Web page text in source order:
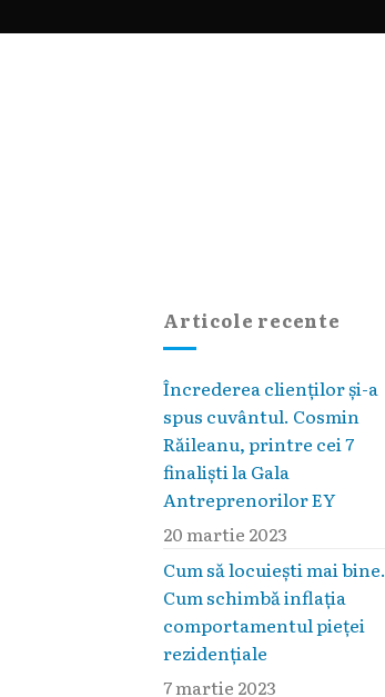
to
Articole recente
Încrederea clienților și-a
spus cuvântul. Cosmin
Răileanu, printre cei 7
finaliști la Gala
Antreprenorilor EY
20 martie 2023
Cum să locuieşti mai bine.
Cum schimbă inflaţia
comportamentul pieţei
rezidenţiale
7 martie 2023